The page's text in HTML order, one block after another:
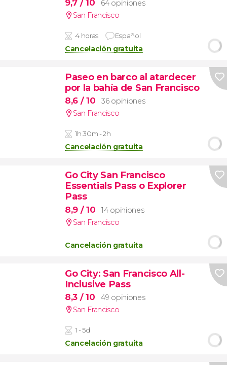
9,7 / 10
64 opiniones
San Francisco
4 horas Español
Cancelación gratuita
Paseo en barco al atardecer
por la bahía de San Francisco
8,6 / 10
36 opiniones
San Francisco
1h 30m - 2h
Cancelación gratuita
Go City San Francisco
Essentials Pass o Explorer
Pass
8,9 / 10
14 opiniones
San Francisco
Cancelación gratuita
Go City: San Francisco All-
Inclusive Pass
8,3 / 10
49 opiniones
San Francisco
1 - 5d
Cancelación gratuita